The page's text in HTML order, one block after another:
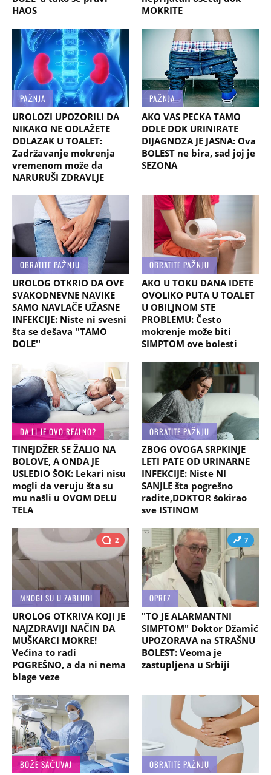
HAOS
MOKRITE
PAŽNJA
UROLOZI UPOZORILI DA
NIKAKO NE ODLAŽETE
ODLAZAK U TOALET:
Zadržavanje mokrenja
vremenom može da
NARURUŠI ZDRAVLJE
PAŽNJA
AKO VAS PECKA TAMO
DOLE DOK URINIRATE
DIJAGNOZA JE JASNA: Ova
BOLEST ne bira, sad joj je
SEZONA
OBRATITE PAŽNJU
UROLOG OTKRIO DA OVE
SVAKODNEVNE NAVIKE
SAMO NAVLAČE UŽASNE
INFEKCIJE: Niste ni svesni
šta se dešava ''TAMO
DOLE''
OBRATITE PAŽNJU
AKO U TOKU DANA IDETE
OVOLIKO PUTA U TOALET
U OBILJNOM STE
PROBLEMU: Često
mokrenje može biti
SIMPTOM ove bolesti
DA LI JE OVO REALNO?
TINEJDŽER SE ŽALIO NA
BOLOVE, A ONDA JE
USLEDIO ŠOK: Lekari nisu
mogli da veruju šta su
mu našli u OVOM DELU
TELA
OBRATITE PAŽNJU
ZBOG OVOGA SRPKINJE
LETI PATE OD URINARNE
INFEKCIJE: Niste NI
SANJLE šta pogrešno
radite,DOKTOR šokirao
sve ISTINOM
2
MNOGI SU U ZABLUDI
UROLOG OTKRIVA KOJI JE
NAJZDRAVIJI NAČIN DA
MUŠKARCI MOKRE!
Većina to radi
POGREŠNO, a da ni nema
blage veze
7
OPREZ
"TO JE ALARMANTNI
SIMPTOM" Doktor Džamić
UPOZORAVA na STRAŠNU
BOLEST: Veoma je
zastupljena u Srbiji
BOŽE SAČUVAJ
OBRATITE PAŽNJU